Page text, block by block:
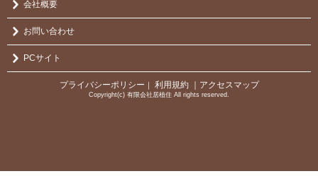
会社概要
お問い合わせ
PCサイト
プライバシーポリシー ｜ 利用規約 ｜アクセスマップ
Copyright(c) 有限会社居植住 All rights reserved.